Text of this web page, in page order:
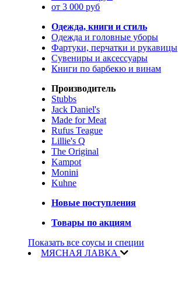
от 3 000 руб
Одежда, книги и стиль
Одежда и головные уборы
Фартуки, перчатки и рукавицы
Сувениры и аксессуары
Книги по барбекю и винам
Производитель
Stubbs
Jack Daniel's
Made for Meat
Rufus Teague
Lillie's Q
The Original
Kampot
Monini
Kuhne
Новые поступления
Товары по акциям
Показать все соусы и специи
МЯСНАЯ ЛАВКА